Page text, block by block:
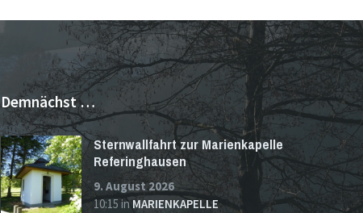
Demnächst …
Sternwallfahrt zur Marienkapelle
Referinghausen
9. August 2026
10:15inMARIENKAPELLE